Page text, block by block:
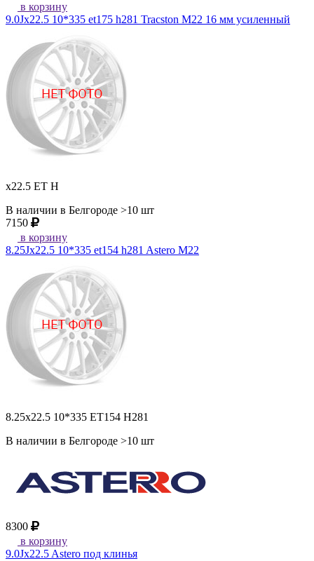
в корзину
9.0Jx22.5 10*335 et175 h281 Tracston M22 16 мм усиленный
x22.5 ET H
В наличии в Белгороде >10 шт
7150
в корзину
8.25Jx22.5 10*335 et154 h281 Astero M22
8.25x22.5 10*335 ET154 H281
В наличии в Белгороде >10 шт
8300
в корзину
9.0Jx22.5 Astero под клинья